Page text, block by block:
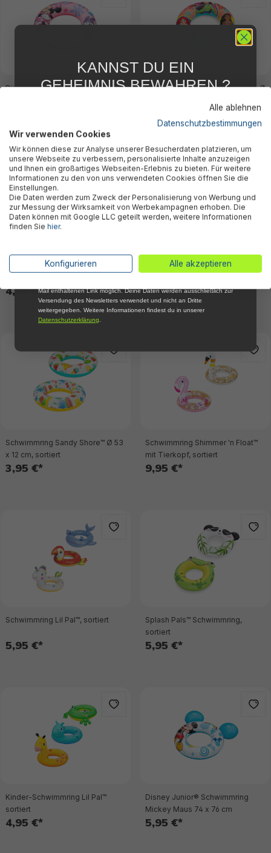
Disney Junior® Schwimmring
Disney® Schwimmring Princess Ø
Spider-Man™ Kinder
4,95 €*
Schwimmring Disney Lilo & Stitch
4,95 €*
Schwimmring Sandy Shore™ Ø 53
x 12 cm, sortiert
3,95 €*
Schwimmring Shimmer 'n Float™
mit Tierkopf, sortiert
9,95 €*
Schwimmring Lil Pal™, sortiert
5,95 €*
Splash Pals™ Schwimmring,
sortiert
5,95 €*
Kinder-Schwimmring Lil Pal™
sortiert
4,95 €*
Disney Junior® Schwimmring
Mickey Maus 74 x 76 cm
5,95 €*
Alle ablehnen
Datenschutzbestimmungen
Wir verwenden Cookies
Wir können diese zur Analyse unserer Besucherdaten platzieren, um
unsere Webseite zu verbessern, personalisierte Inhalte anzuzeigen
und Ihnen ein großartiges Webseiten-Erlebnis zu bieten. Für weitere
Informationen zu den von uns verwendeten Cookies öffnen Sie die
Einstellungen.
Die Daten werden zum Zweck der Personalisierung von Werbung und
zur Messung der Wirksamkeit von Werbekampagnen erhoben. Die
Daten können mit Google LLC geteilt werden, weitere Informationen
finden Sie hier.
Konfigurieren Alle akzeptieren
KANNST DU EIN
GEHEIMNIS BEWAHREN ?
FÜR DICH
Abonniere jetzt unseren kostenlosen
Newsletter, verpasse keine Neuigkeiten und
Aktionen mehr und sichere Dir 5 %
Willkommensrabatt auf nicht reduzierte Ware
bei Deiner ersten Bestellung !*
Email
*Mit der Anmeldung zum Newsletter stimmst du zu, regelmäßig per E-
Mail über aktuelle Angebote, Aktionen und Produktneuheiten
Mail enthaltenen Link möglich. Deine Daten werden ausschließlich zur
Versendung des Newsletters verwendet und nicht an Dritte
weitergegeben. Weitere Informationen findest du in unserer
Datenschutzerklärung